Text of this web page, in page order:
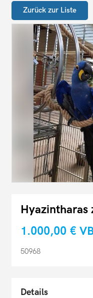
Zurück zur Liste
Hyazintharas
1.000,00 €
50968
Details